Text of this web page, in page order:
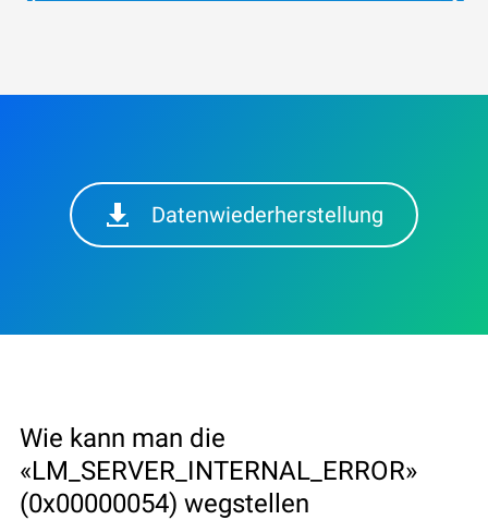
Datenwiederherstellung
Wie kann man die
«LM_SERVER_INTERNAL_ERROR»
(0x00000054) wegstellen